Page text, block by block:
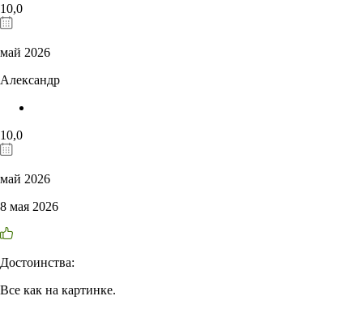
10,0
май 2026
Александр
10,0
май 2026
8 мая 2026
Достоинства:
Все как на картинке.